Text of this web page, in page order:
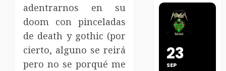
adentrarnos en su
doom con pinceladas
de death y gothic (por
cierto, alguno se reirá
pero no se porqué me
23
SEP